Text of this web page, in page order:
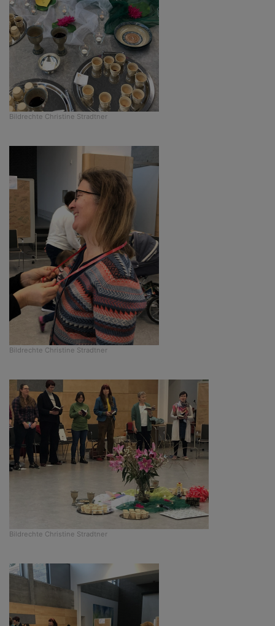
Bildrechte Christine Stradtner
Bildrechte Christine Stradtner
Bildrechte Christine Stradtner